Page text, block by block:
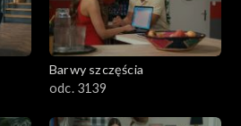
Barwy szczęścia
odc. 3139